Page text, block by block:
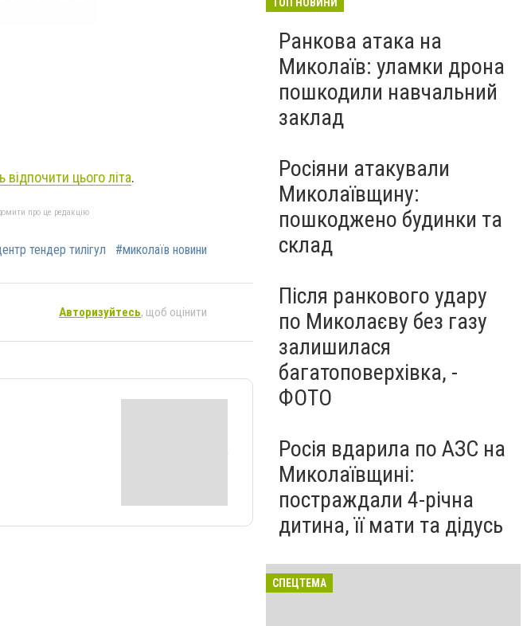
технічне завдання
цього літа.
про це редакцію
тендер тилігул #миколаїв новини
Авторизуйтесь, щоб оцінити
Ранкова атака на
Миколаїв: уламки дрона
пошкодили навчальний
заклад
Росіяни атакували
Миколаївщину:
пошкоджено будинки та
склад
Після ранкового удару
по Миколаєву без газу
залишилася
багатоповерхівка, -
ФОТО
Росія вдарила по АЗС на
Миколаївщині:
постраждали 4-річна
дитина, її мати та дідусь
СПЕЦТЕМА